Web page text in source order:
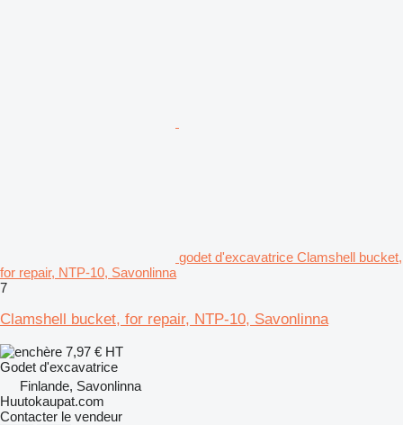
godet d'excavatrice Clamshell bucket,
for repair, NTP-10, Savonlinna
7
Clamshell bucket, for repair, NTP-10, Savonlinna
7,97 € HT
Godet d'excavatrice
Finlande, Savonlinna
Huutokaupat.com
Contacter le vendeur